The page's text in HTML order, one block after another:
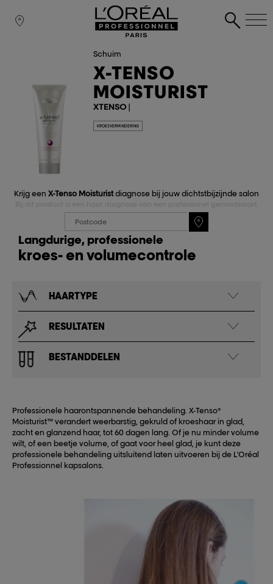
Schuim
X-TENSO
MOISTURIST
XTENSO|
KROESVERMINDERING
Krijg een X-Tenso Moisturistdiagnose bij jouw dichtstbijzijnde salon
Langdurige, professionele
kroes- en volumecontrole
HAARTYPE
RESULTATEN
BESTANDDELEN
Professionele haarontspannende behandeling. X-Tenso®
Moisturist™ verandert weerbarstig, gekruld of kroeshaar in glad,
zacht en glanzend haar, tot 60 dagen lang. Of je nu minder volume
wilt, of een beetje volume, of gaat voor heel glad, je kunt deze
professionele behandeling uitsluitend laten uitvoeren bij de L'Oréal
Professionnel kapsalons.